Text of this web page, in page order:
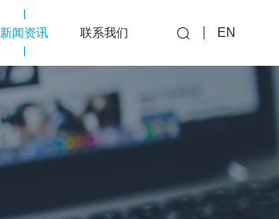
新闻资讯 联系我们 EN